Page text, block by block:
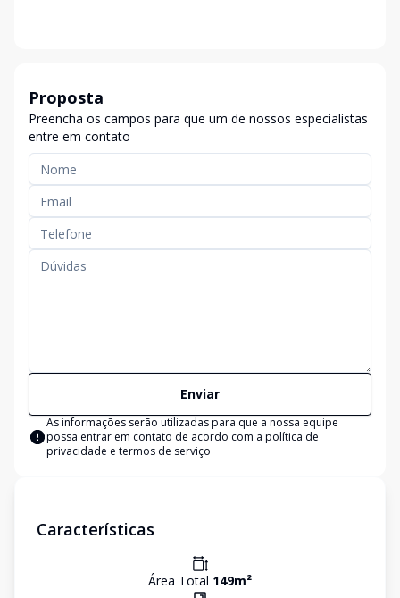
Proposta
Preencha os campos para que um de nossos especialistas
entre em contato
Enviar
As informações serão utilizadas para que a nossa equipe
possa entrar em contato de acordo com a política de
privacidade e termos de serviço
Características
Área Total 149m²